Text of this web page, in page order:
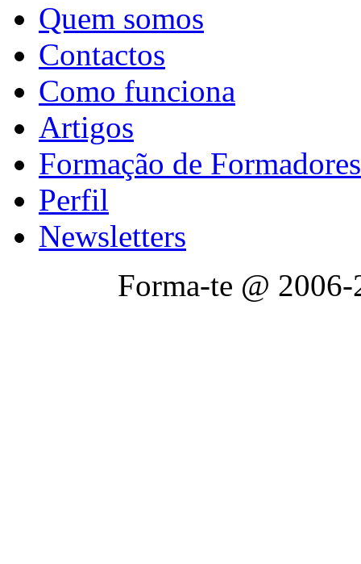
Quem somos
Contactos
Como funciona
Artigos
Formação de Formadores
Perfil
Newsletters
Forma-te @